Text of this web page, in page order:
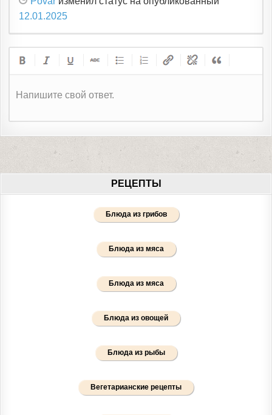
12.01.2025
Напишите свой ответ.
РЕЦЕПТЫ
Блюда из грибов
Блюда из мяса
Блюда из мяса
Блюда из овощей
Блюда из рыбы
Вегетарианские рецепты